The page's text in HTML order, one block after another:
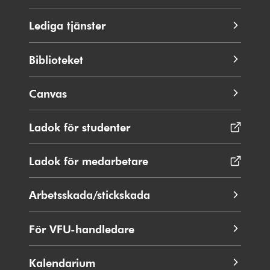
Lediga tjänster
Biblioteket
Canvas
Ladok för studenterÖppnas
i
fönster
Ladok för medarbetare
i
fönster
Arbetsskada/stickskada
För VFU-handledare
Kalendarium